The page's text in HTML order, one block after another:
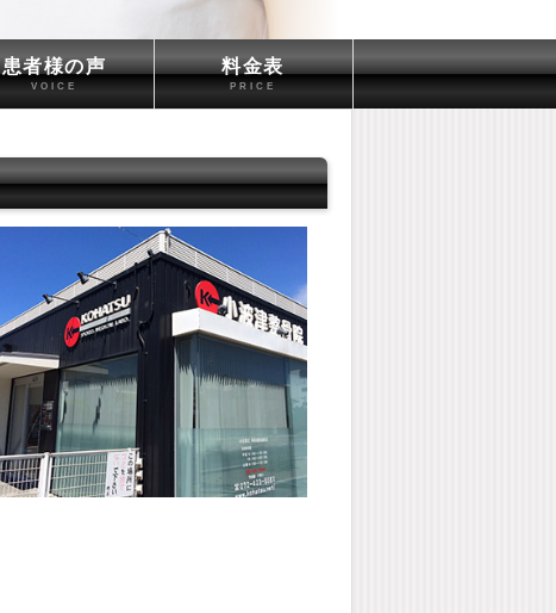
患者様の声
VOICE
料金表
PRICE